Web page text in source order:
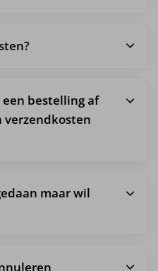
bestelling af
verzendkosten
maar wil